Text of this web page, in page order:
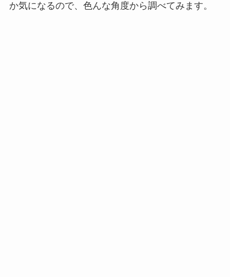
か気になるので、色んな角度から調べてみます。